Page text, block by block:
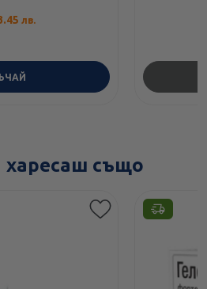
лв.
също